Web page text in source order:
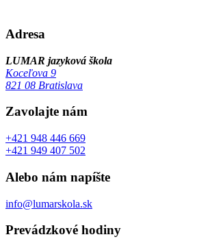
Adresa
LUMAR jazyková škola
Koceľova 9
821 08 Bratislava
Zavolajte nám
+421 948 446 669
+421 949 407 502
Alebo nám napíšte
info@lumarskola.sk
Prevádzkové hodiny